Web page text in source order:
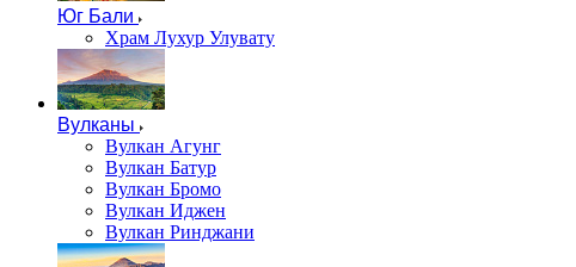
Юг Бали
Храм Лухур Улувату
Вулканы
Вулкан Агунг
Вулкан Батур
Вулкан Бромо
Вулкан Иджен
Вулкан Ринджани